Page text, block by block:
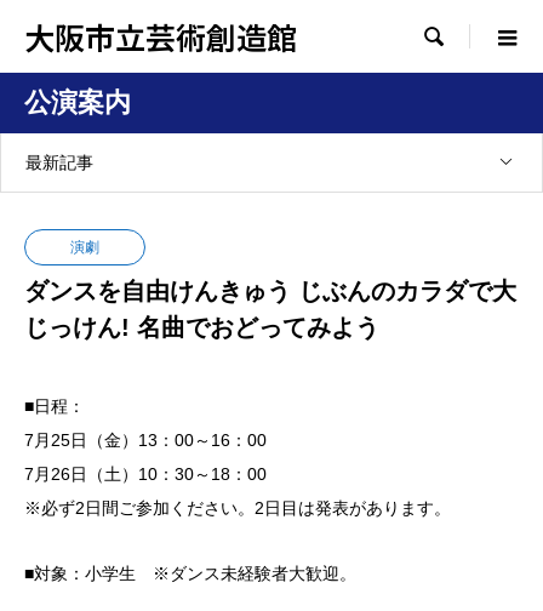
大阪市立芸術創造館 
公演案内
最新記事
演劇
ダンスを自由けんきゅう じぶんのカラダで大
じっけん! 名曲でおどってみよう
■日程：
7月25日（金）13：00～16：00
7月26日（土）10：30～18：00
※必ず2日間ご参加ください。2日目は発表があります。
■対象：小学生 ※ダンス未経験者大歓迎。